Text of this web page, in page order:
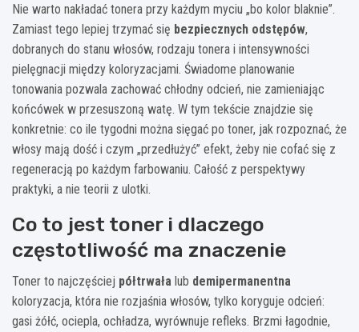
Nie warto nakładać tonera przy każdym myciu „bo kolor blaknie”.
Zamiast tego lepiej trzymać się bezpiecznych odstępów,
dobranych do stanu włosów, rodzaju tonera i intensywności
pielęgnacji między koloryzacjami. Świadome planowanie
tonowania pozwala zachować chłodny odcień, nie zamieniając
końcówek w przesuszoną watę. W tym tekście znajdzie się
konkretnie: co ile tygodni można sięgać po toner, jak rozpoznać, że
włosy mają dość i czym „przedłużyć” efekt, żeby nie cofać się z
regeneracją po każdym farbowaniu. Całość z perspektywy
praktyki, a nie teorii z ulotki.
Co to jest toner i dlaczego
częstotliwość ma znaczenie
Toner to najczęściej półtrwała lub demipermanentna
koloryzacja, która nie rozjaśnia włosów, tylko koryguje odcień:
gasi żółć, ociepla, ochładza, wyrównuje refleks. Brzmi łagodnie,